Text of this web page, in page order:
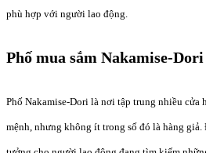
phù hợp với người lao động.
Phố mua sắm Nakamise-Dori
Phố Nakamise-Dori là nơi tập trung nhiều cửa
mệnh, nhưng không ít trong số đó là hàng